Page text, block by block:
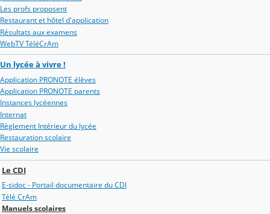
Les profs proposent
Restaurant et hôtel d'application
Résultats aux examens
WebTV TéléCrAm
Un lycée à vivre !
Application PRONOTE élèves
Application PRONOTE parents
Instances lycéennes
Internat
Règlement Intérieur du lycée
Restauration scolaire
Vie scolaire
Le CDI
E-sidoc - Portail documentaire du CDI
Télé CrAm
Manuels scolaires